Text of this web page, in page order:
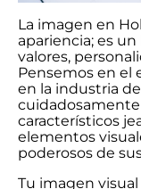
La imagen en
apariencia; es
valores,
Pensemos en el
en la industria
característicos
elementos
poderosos de
Tu imagen